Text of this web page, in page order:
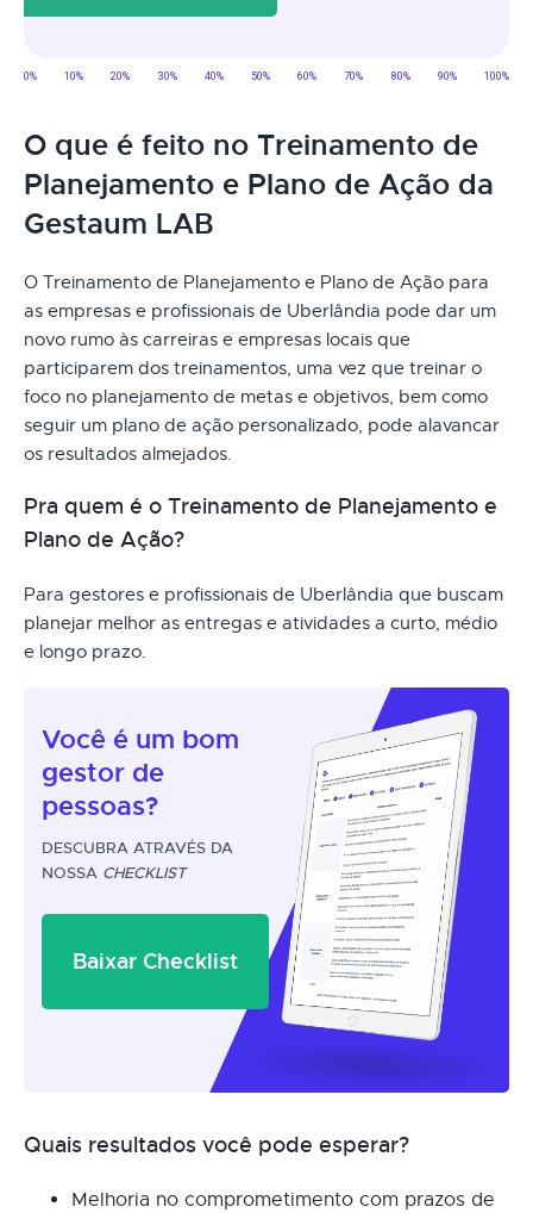
O que é feito no Treinamento de
Planejamento e Plano de Ação da
Gestaum LAB
O Treinamento de Planejamento e Plano de Ação para
as empresas e profissionais de Uberlândia pode dar um
novo rumo às carreiras e empresas locais que
participarem dos treinamentos, uma vez que treinar o
foco no planejamento de metas e objetivos, bem como
seguir um plano de ação personalizado, pode alavancar
os resultados almejados.
Pra quem é o Treinamento de Planejamento e
Plano de Ação?
Para gestores e profissionais de Uberlândia que buscam
planejar melhor as entregas e atividades a curto, médio
e longo prazo.
Você é um bom
gestor de
pessoas?
DESCUBRA ATRAVÉS DA
NOSSA CHECKLIST
Baixar Checklist
Quais resultados você pode esperar?
Melhoria no comprometimento com prazos de